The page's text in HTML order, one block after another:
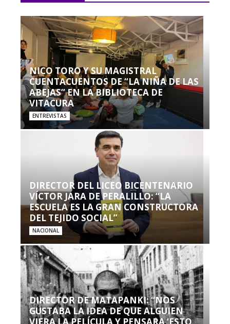
NICO TORO Y SU MAGISTRAL
CUENTACUENTOS DE “LA NIÑA DE LAS
ABEJAS” EN LA BIBLIOTECA DE
VITACURA
ENTREVISTAS
DIRECTOR DEL LICEO BICENTENARIO
VÍCTOR JARA DE PERALILLO: “LA
ESCUELA ES LA GRAN CONSTRUCTORA
DEL TEJIDO SOCIAL”
NACIONAL
DIRECTOR DE MATAPANKI: “NOS
GUSTABA LA IDEA DE QUE ALGUIEN